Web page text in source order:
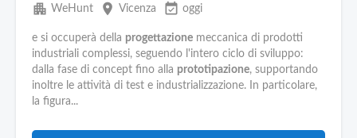
apartment WeHunt place Vicenza event_available oggi
e si occuperà della progettazione meccanica di prodotti
industriali complessi, seguendo l'intero ciclo di sviluppo:
dalla fase di concept fino alla prototipazione, supportando
inoltre le attività di test e industrializzazione. In particolare,
la figura...